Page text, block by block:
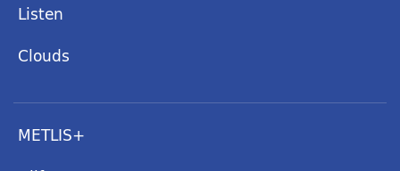
Listen
Clouds
METLIS+